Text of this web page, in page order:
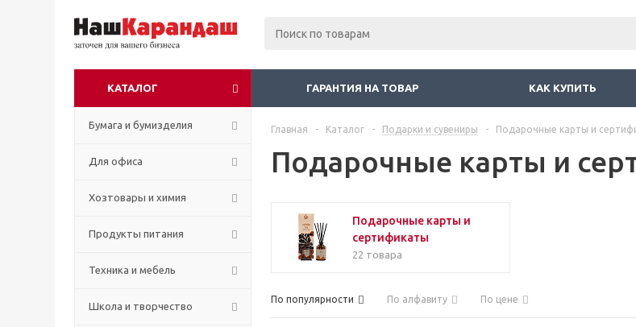
КАТАЛОГ ГАРАНТИЯ НА ТОВАР КАК КУПИТЬ
Бумага и бумизделия
Для офиса
Хозтовары и химия
Продукты питания
Техника и мебель
Школа и творчество
Главная - Каталог - Подарки и сувениры - Подарочные карты и
Подарочные карты и
Подарочные карты и
сертификаты
22 товара
По популярности По алфавиту По цене